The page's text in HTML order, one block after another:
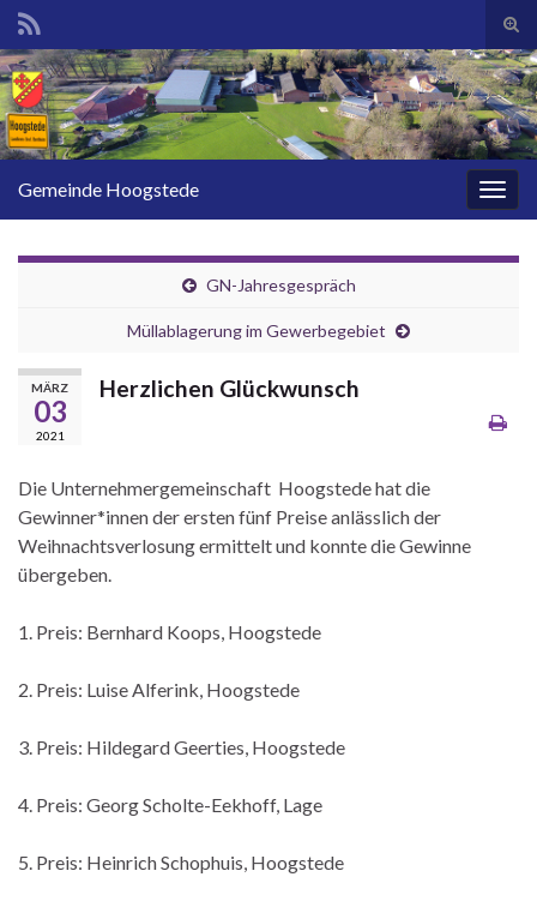
Search for:
Gemeinde Hoogstede
GN-Jahresgespräch
Müllablagerung im Gewerbegebiet
MÄRZ
03
2021
Herzlichen Glückwunsch
Die Unternehmergemeinschaft Hoogstede hat die
Gewinner*innen der ersten fünf Preise anlässlich der
Weihnachtsverlosung ermittelt und konnte die Gewinne
übergeben.
1. Preis: Bernhard Koops, Hoogstede
2. Preis: Luise Alferink, Hoogstede
3. Preis: Hildegard Geerties, Hoogstede
4. Preis: Georg Scholte-Eekhoff, Lage
5. Preis: Heinrich Schophuis, Hoogstede